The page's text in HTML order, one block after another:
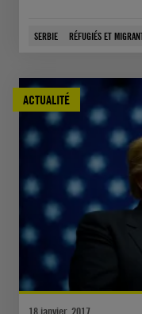
SERBIE RÉFUGIÉS ET
ACTUALITÉ
18 janvier, 2017